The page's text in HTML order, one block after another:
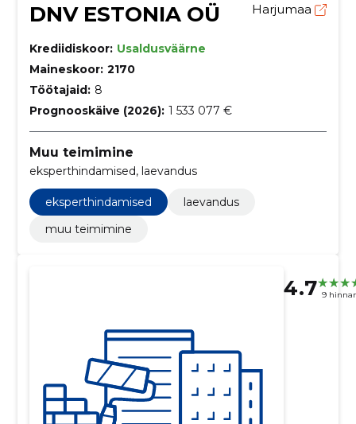
DNV ESTONIA OÜ Harjumaa
Krediidiskoor: Usaldusväärne
Maineskoor: 2170
Töötajaid: 8
Prognooskäive (2026): 1 533 077 €
Muu teimimine
eksperthindamised, laevandus
eksperthindamised
laevandus
muu teimimine
4.7 9